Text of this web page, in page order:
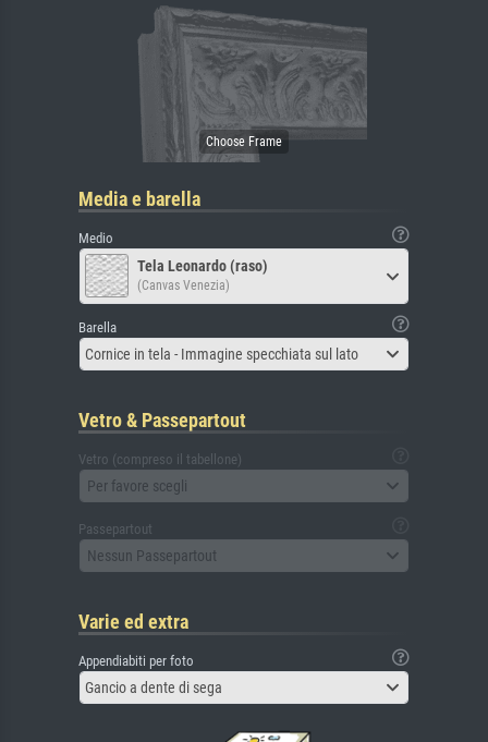
Media e barella
Medio
Tela Leonardo (raso)
(Canvas Venezia)
Barella
Cornice in tela - Immagine specchiata sul lato
Vetro & Passepartout
Vetro (compreso il tabellone)
Per favore scegli
Passepartout
Nessun Passepartout
Varie ed extra
Appendiabiti per foto
Gancio a dente di sega